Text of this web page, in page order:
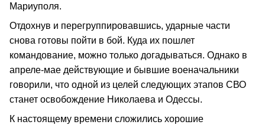
Мариуполя.
Отдохнув и перегруппировавшись, ударные части
снова готовы пойти в бой. Куда их пошлет
командование, можно только догадываться. Однако в
апреле-мае действующие и бывшие военачальники
говорили, что одной из целей следующих этапов СВО
станет освобождение Николаева и Одессы.
К настоящему времени сложились хорошие